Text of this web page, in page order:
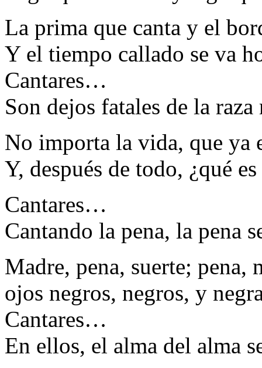
La prima que canta y el
Y el tiempo callado se va
Cantares…
Son dejos fatales de la raza
No importa la vida, que ya
Y, después de todo, ¿qué
Cantares…
Cantando la pena, la pena
Madre, pena, suerte; pena,
ojos negros, negros, y
Cantares…
En ellos, el alma del alma